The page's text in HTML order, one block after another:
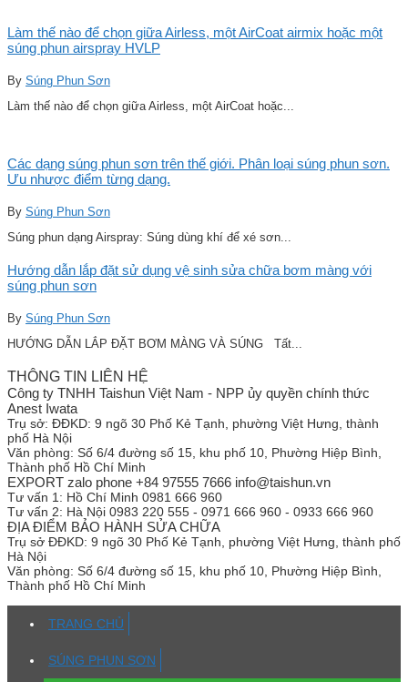
Làm thế nào để chọn giữa Airless, một AirCoat airmix hoặc một
súng phun airspray HVLP
By Súng Phun Sơn
Làm thế nào để chọn giữa Airless, một AirCoat hoặc...
Các dạng súng phun sơn trên thế giới. Phân loại súng phun sơn.
Ưu nhược điểm từng dạng.
By Súng Phun Sơn
Súng phun dạng Airspray: Súng dùng khí để xé sơn...
Hướng dẫn lắp đặt sử dụng vệ sinh sửa chữa bơm màng với
súng phun sơn
By Súng Phun Sơn
HƯỚNG DẪN LẮP ĐẶT BƠM MÀNG VÀ SÚNG Tất...
THÔNG TIN LIÊN HỆ
Công ty TNHH Taishun Việt Nam - NPP ủy quyền chính thức
Anest Iwata
Trụ sở: ĐĐKD: 9 ngõ 30 Phố Kẻ Tạnh, phường Việt Hưng, thành
phố Hà Nội
Văn phòng: Số 6/4 đường số 15, khu phố 10, Phường Hiệp Bình,
Thành phố Hồ Chí Minh
EXPORT zalo phone +84 97555 7666 info@taishun.vn
Tư vấn 1: Hồ Chí Minh 0981 666 960
Tư vấn 2: Hà Nội 0983 220 555 - 0971 666 960 - 0933 666 960
ĐỊA ĐIỂM BẢO HÀNH SỬA CHỮA
Trụ sở ĐĐKD: 9 ngõ 30 Phố Kẻ Tạnh, phường Việt Hưng, thành phố
Hà Nội
Văn phòng: Số 6/4 đường số 15, khu phố 10, Phường Hiệp Bình,
Thành phố Hồ Chí Minh
TRANG CHỦ
SÚNG PHUN SƠN